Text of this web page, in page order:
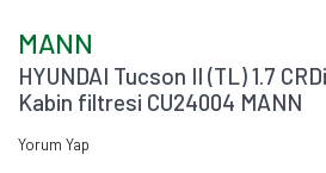
MANN
HYUNDAI Tucson II (TL) 1.7
Kabin filtresi CU24004 MANN
Yorum Yap